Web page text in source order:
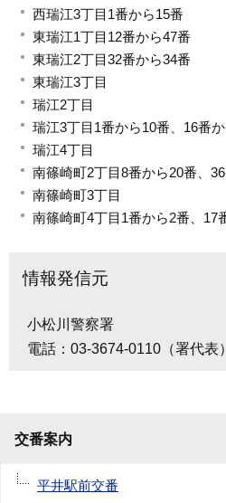
西瑞江3丁目1番から15番
東瑞江1丁目12番から47番
東瑞江2丁目32番から34番
東瑞江3丁目
瑞江2丁目
瑞江3丁目1番から10番、16番
瑞江4丁目
南篠崎町2丁目8番から20番、
南篠崎町3丁目
南篠崎町4丁目1番から2番、17
情報発信元
小松川警察署
電話：03-3674-0110（署代表）
交番案内
平井駅前交番